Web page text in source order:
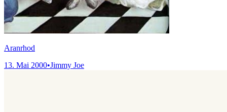
Aranrhod
13. Mai 2000•Jimmy Joe